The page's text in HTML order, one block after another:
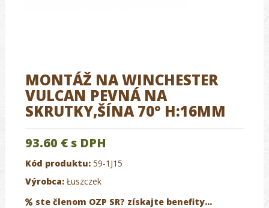
MONTÁŽ NA WINCHESTER
VULCAN PEVNÁ NA
SKRUTKY,ŠÍNA 70° H:16MM
93.60 € s DPH
Kód produktu: 59-1J15
Výrobca: Łuszczek
ste členom OZP SR? získajte benefity...